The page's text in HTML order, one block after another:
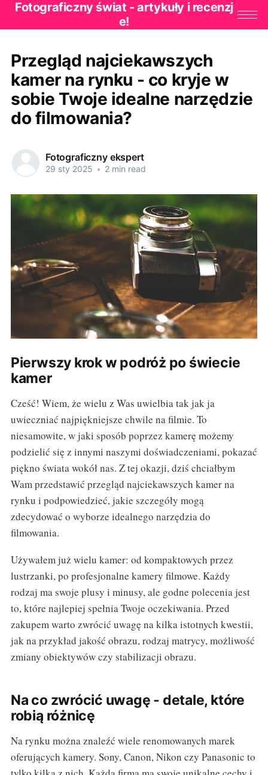
Fotograficzny świat - artykuły i recenzj
e!
Przegląd najciekawszych
kamer na rynku - co kryje w
sobie Twoje idealne narzędzie
do filmowania?
Fotograficzny ekspert
29 sty 2025 • 2 min read
Pierwszy krok w podróż po świecie
kamer
Cześć! Wiem, że wielu z Was uwielbia tak jak ja
uwieczniać najpiękniejsze chwile na filmie. To
niesamowite, w jaki sposób poprzez kamerę możemy
podzielić się z innymi naszymi doświadczeniami, pokazać
piękno świata wokół nas. Z tej okazji, dziś chciałbym
Wam przedstawić przegląd najciekawszych kamer na
rynku i podpowiedzieć, jakie szczegóły mogą
zdecydować o wyborze idealnego narzędzia do
filmowania.
Używałem już wielu kamer: od kompaktowych przez
lustrzanki, po profesjonalne kamery filmowe. Każdy
rodzaj ma swoje plusy i minusy, ale godne polecenia jest
to, które najlepiej spełnia Twoje oczekiwania. Przed
zakupem warto zwrócić uwagę na kilka istotnych kwestii,
jak na przykład jakość obrazu, rodzaj matrycy, możliwość
zmiany obiektywów czy stabilizacji obrazu.
Na co zwrócić uwagę - detale, które
robią różnicę
Na rynku można znaleźć wiele renomowanych marek
oferujących kamery. Sony, Canon, Nikon czy Panasonic to